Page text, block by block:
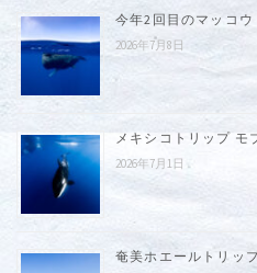
今年2回目のマッコウ
2026年7月8日
メキシコトリップ モ
2026年7月1日
奄美ホエールトリッ